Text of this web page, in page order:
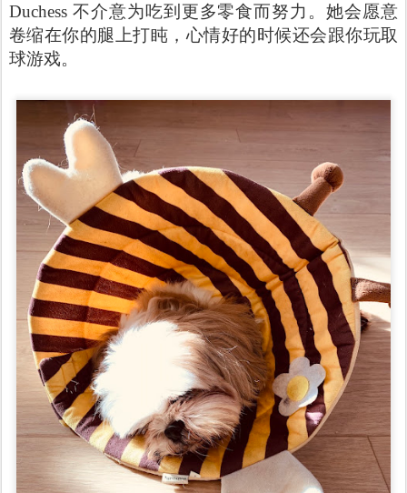
Duchess 不介意为吃到更多零食而努力。她会愿意
卷缩在你的腿上打盹，心情好的时候还会跟你玩取
球游戏。